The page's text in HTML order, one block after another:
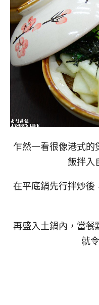
乍然一看很像港式的
飯拌入
在平底鍋先行拌炒後
再盛入土鍋內，當餐
就